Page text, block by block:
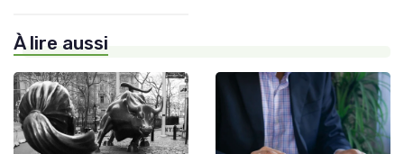
À lire aussi